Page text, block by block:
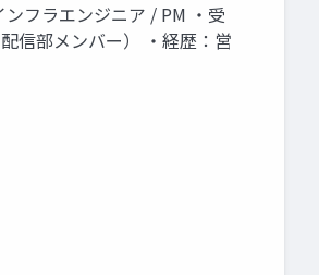
フラエンジニア / PM ・受
信部メンバー） ・経歴：営